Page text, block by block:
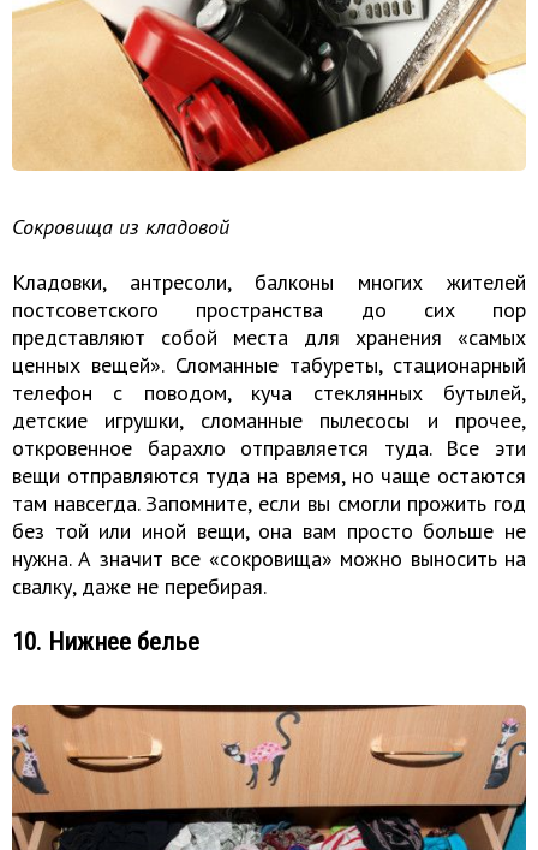
Сокровища из кладовой
Кладовки, антресоли, балконы многих жителей
постсоветского пространства до сих пор
представляют собой места для хранения «самых
ценных вещей». Сломанные табуреты, стационарный
телефон с поводом, куча стеклянных бутылей,
детские игрушки, сломанные пылесосы и прочее,
откровенное барахло отправляется туда. Все эти
вещи отправляются туда на время, но чаще остаются
там навсегда. Запомните, если вы смогли прожить год
без той или иной вещи, она вам просто больше не
нужна. А значит все «сокровища» можно выносить на
свалку, даже не перебирая.
10. Нижнее белье